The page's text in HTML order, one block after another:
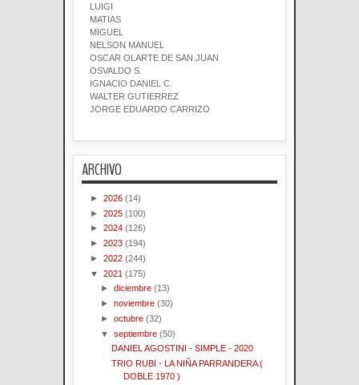
LUIGI
MATIAS
MIGUEL
NELSON MANUEL
OSCAR OLARTE DE SAN JUAN
OSVALDO S.
IGNACIO DANIEL C.
WALTER GUTIERREZ
JORGE EDUARDO CARRIZO
ARCHIVO
► 2026 (14)
► 2025 (100)
► 2024 (126)
► 2023 (194)
► 2022 (244)
▼ 2021 (175)
►diciembre (13)
►noviembre (30)
►octubre (32)
▼septiembre (50)
DANIEL AGOSTINI - SIMPLE - 2020
TRIO RUBI - LA NIÑA PARRANDERA (
DOBLE 1970 )